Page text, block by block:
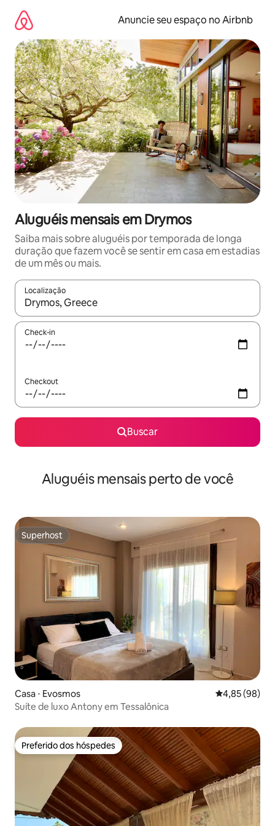
para
conteúdo
Anuncie seu espaço no Airbnb
Aluguéis mensais em Drymos
Saiba mais sobre aluguéis por temporada de longa
duração que fazem você se sentir em casa em estadias
de um mês ou mais.
Localização
Quando os resultados estiverem disponíveis, explore-os
Check-in
Checkout
Buscar
Aluguéis mensais perto de você
Superhost
Superhost
Casa ⋅ Evosmos 4,85 de uma
4,85 (98)
Suíte de luxo Antony em Tessalônica
Preferido dos hóspedes
Preferido dos hóspedes